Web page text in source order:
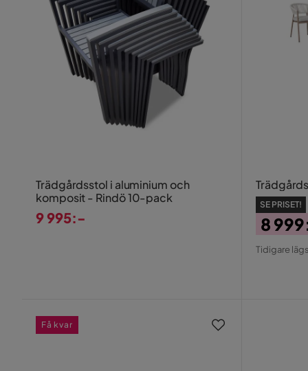
Trädgårdsstol i aluminium och
komposit - Rindö 10-pack
9 995:-
SE PRISET!
Pris
8
Tidigare
Få kvar